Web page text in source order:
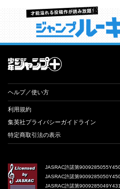
才能溢れる投稿作が読み放
ヘルプ／使い方
利用規約
集英社プライバシーガイドライン
特定商取引法の表示
JASRAC許諾第
JASRAC許諾第
JASRAC許諾第